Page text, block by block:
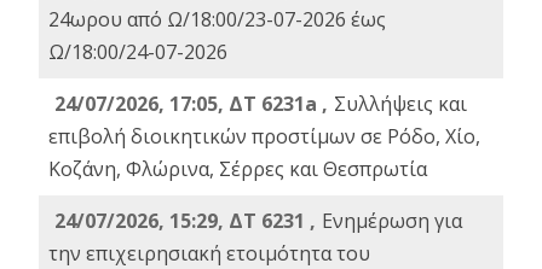
24ωρου από Ω/18:00/23-07-2026 έως
Ω/18:00/24-07-2026
24/07/2026, 17:05, ΔΤ 6231a , Συλλήψεις και
επιβολή διοικητικών προστίμων σε Ρόδο, Χίο,
Κοζάνη, Φλώρινα, Σέρρες και Θεσπρωτία
24/07/2026, 15:29, ΔΤ 6231 , Ενημέρωση για
την επιχειρησιακή ετοιμότητα του